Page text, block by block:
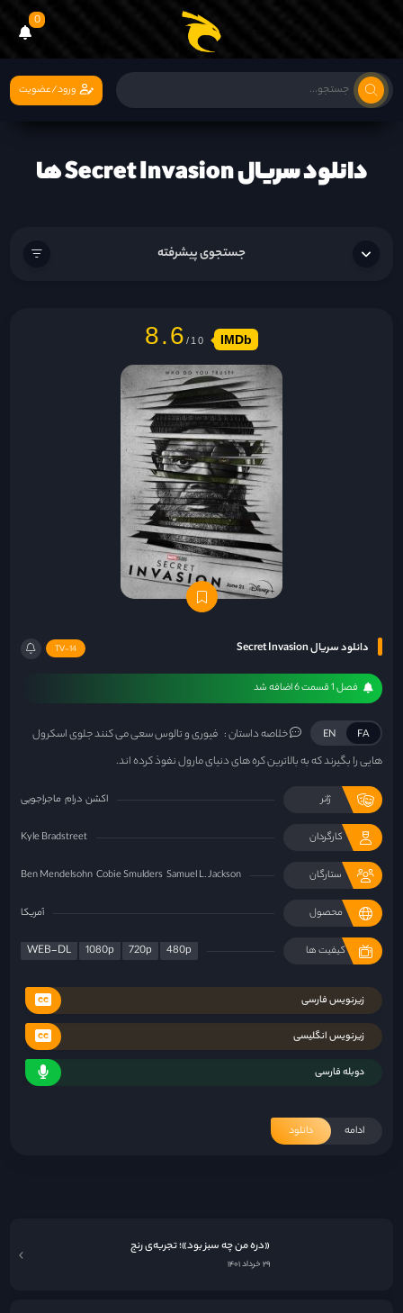
0
ورود/عضویت
دانلود سریال Secret Invasion ها
جستجوی پیشرفته
دانلود سریال Secret Invasion TV-14
فصل 1 قسمت 6 اضافه شد
FA
EN خلاصه داستان : فیوری و تالوس سعی می کنند جلوی اسکرول
هایی را بگیرند که به بالاترین کره های دنیای مارول نفوذ کرده اند.
ژانر اکشن درام ماجراجویی
کارگردان Kyle Bradstreet
ستارگان Ben Mendelsohn Cobie Smulders Samuel L. Jackson
محصول آمریکا
کیفیت ها WEB-DL 1080p 720p 480p
زیرنویس فارسی
زیرنویس انگلیسی
دوبله فارسی
ادامه دانلود
8.6 IMDb
«دره من چه سبز بود»؛ تجربه‌ی رنج
۲۹ خرداد ۱۴۰۱